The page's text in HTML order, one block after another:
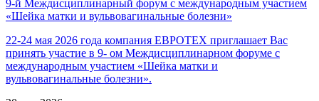
9-й Междисциплинарный форум с международным участием
«Шейка матки и вульвовагинальные болезни»
22-24 мая 2026 года компания ЕВРОТЕХ приглашает Вас
принять участие в 9- ом Междисциплинарном форуме с
международным участием «Шейка матки и
вульвовагинальные болезни».